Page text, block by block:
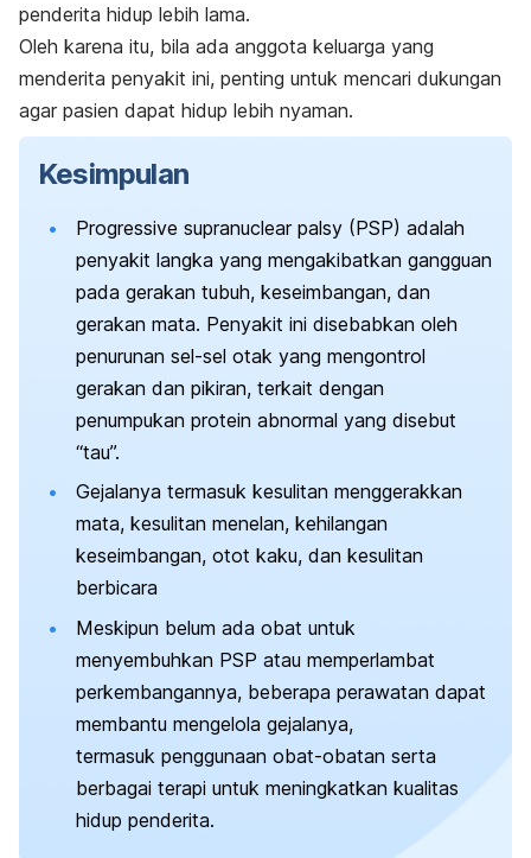
penderita hidup lebih lama.
Oleh karena itu, bila ada anggota keluarga yang
menderita penyakit ini, penting untuk mencari dukungan
agar pasien dapat hidup lebih nyaman.
Kesimpulan
Progressive supranuclear palsy (PSP) adalah
penyakit langka yang mengakibatkan gangguan
pada gerakan tubuh, keseimbangan, dan
gerakan mata. Penyakit ini disebabkan oleh
penurunan sel-sel otak yang mengontrol
gerakan dan pikiran, terkait dengan
penumpukan protein abnormal yang disebut
“tau”.
Gejalanya termasuk kesulitan menggerakkan
mata, kesulitan menelan, kehilangan
keseimbangan, otot kaku, dan kesulitan
berbicara
Meskipun belum ada obat untuk
menyembuhkan PSP atau memperlambat
perkembangannya, beberapa perawatan dapat
membantu mengelola gejalanya,
termasuk penggunaan obat-obatan serta
berbagai terapi untuk meningkatkan kualitas
hidup penderita.